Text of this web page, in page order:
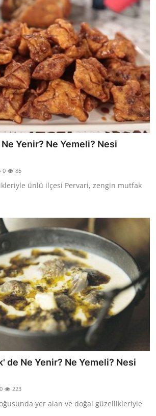
Yenir? Ne Yemeli? Nesi
0 85
ünlü ilçesi Pervari, zengin mutfak
de Ne Yenir? Ne Yemeli? Nesi
0 223
yer alan ve doğal güzellikleriyle